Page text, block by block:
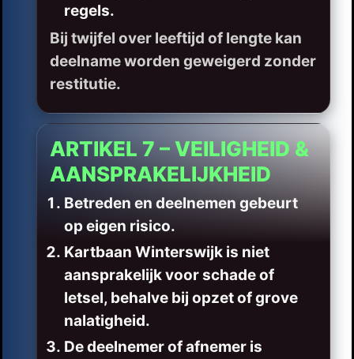
regels.
Bij twijfel over leeftijd of lengte kan
deelname worden geweigerd zonder
restitutie.
ARTIKEL 7 – VEILIGHEID &
AANSPRAKELIJKHEID
Betreden en deelnemen gebeurt
op eigen risico.
Kartbaan Winterswijk is niet
aansprakelijk voor schade of
letsel, behalve bij opzet of grove
nalatigheid.
De deelnemer of afnemer is